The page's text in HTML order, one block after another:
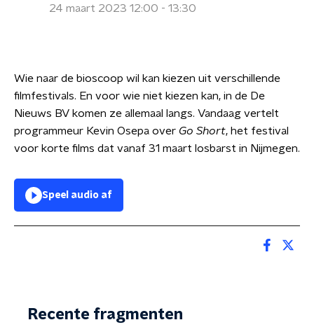
24 maart 2023 12:00 - 13:30
Wie naar de bioscoop wil kan kiezen uit verschillende
filmfestivals. En voor wie niet kiezen kan, in de De
Nieuws BV komen ze allemaal langs. Vandaag vertelt
programmeur Kevin Osepa over Go Short, het festival
voor korte films dat vanaf 31 maart losbarst in Nijmegen.
Speel audio af
Recente fragmenten